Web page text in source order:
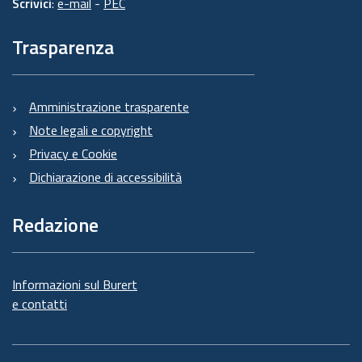
Trasparenza
Amministrazione trasparente
Note legali e copyright
Privacy e Cookie
Dichiarazione di accessibilità
Redazione
Informazioni sul Burert
e contatti